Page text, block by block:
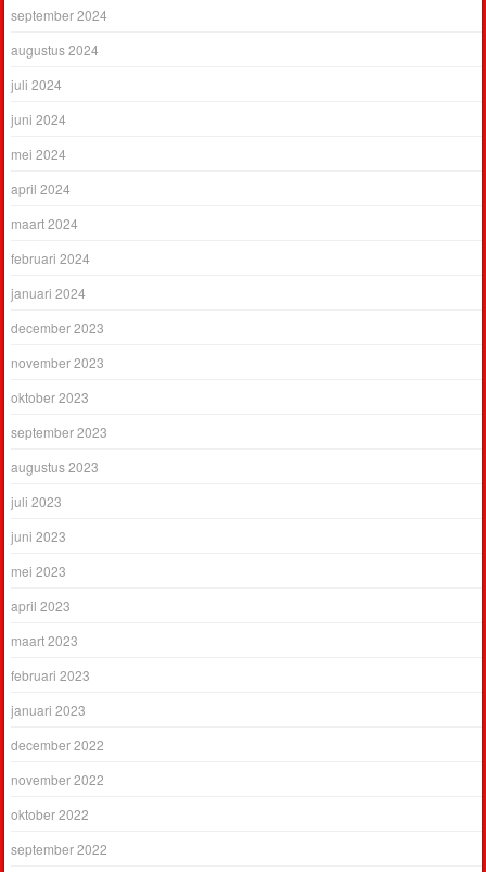
september 2024
augustus 2024
juli 2024
juni 2024
mei 2024
april 2024
maart 2024
februari 2024
januari 2024
december 2023
november 2023
oktober 2023
september 2023
augustus 2023
juli 2023
juni 2023
mei 2023
april 2023
maart 2023
februari 2023
januari 2023
december 2022
november 2022
oktober 2022
september 2022